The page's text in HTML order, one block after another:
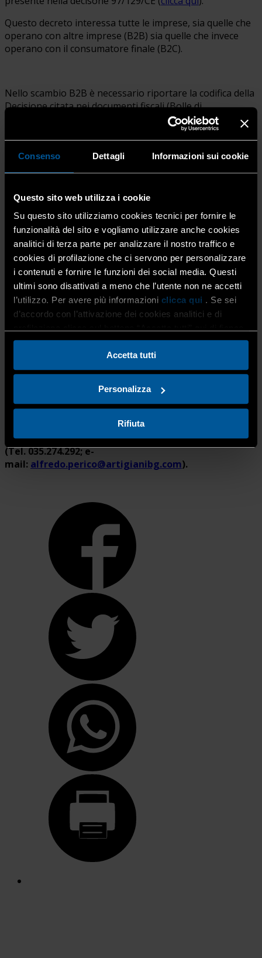
Consenso Dettagli Informazioni sui cookie
Questo sito web utilizza i cookie
Su questo sito utilizziamo cookies tecnici per fornire le
funzionalità del sito e vogliamo utilizzare anche cookies
analitici di terza parte per analizzare il nostro traffico e
cookies di profilazione che ci servono per personalizzare
i contenuti e fornire le funzioni dei social media. Questi
ultimi sono disattivati a meno che l’utente non ne accetti
l’utilizzo. Per avere più informazioni clicca qui . Se sei
d’accordo con l’attivazione dei cookies analitici e di
Accetta tutti
Personalizza
Rifiuta
Questo decreto interessa tutte le imprese, sia quelle che
operano con altre imprese (B2B) sia quelle che invece
operano con il consumatore finale (B2C).
Nello scambio B2B è necessario riportare la codifica della
Decisione citata nei documenti fiscali (Bolle di
accompagnamento o fatture), qualora il codice
dell’imballaggio non sia già stampigliato su di esso.
Nello scambio B2C è necessario informare il cliente finale
Pensiamo ad esempio ai prodotti artigianali alimentari,
venduti confezionati o venduti sfusi. Nella vendita sfusa
è previsto integrare il libro che contiene le etichette di
composizione dell’alimento (ingredienti, allergeni,
scadenze, ecc…) con le etichette ambientali degli
imballaggi con i quali verranno confezionati, salvo il fatto
che l’abbiano già stampata sull’imballaggio.
Code o Codici a barre che riportino ai siti aziendali dove
viene presentata la composizione dell’imballaggio.
Per informazioni:
Ufficio Aree di Mestiere – Alfredo Perico
(Tel. 035.274.292; e-
mail: alfredo.perico@artigianibg.com).